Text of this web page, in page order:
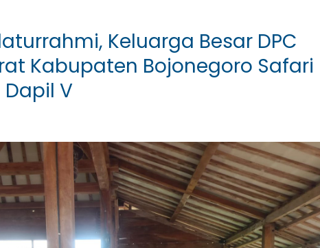
Keluarga Besar DPC
Kabupaten Bojonegoro Safari
V